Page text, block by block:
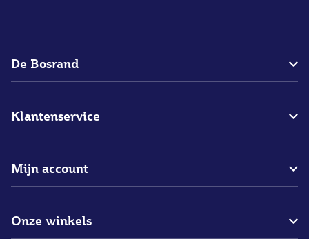
De Bosrand
Blogs
Merken
Vacatures
Klantenservice
Betalen
Assortiment
Mijn account
Mijn verlanglijstje
Onze winkels